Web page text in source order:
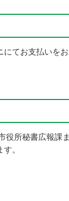
てお支払いをお
所秘書広報課
す。